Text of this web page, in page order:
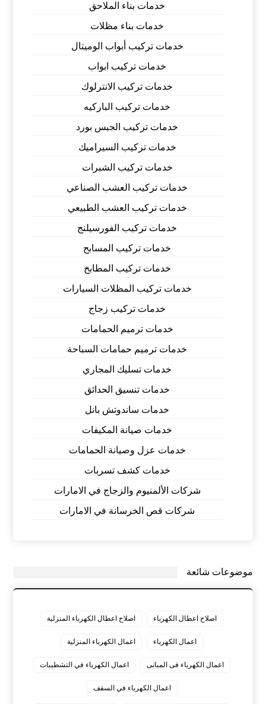
خدمات بناء الملاحق
خدمات بناء مظلات
خدمات تركيب أبواب الوميتال
خدمات تركيب ابواب
خدمات تركيب الانترلوك
خدمات تركيب الباركيه
خدمات تركيب الجبس بورد
خدمات تركيب السيراميك
خدمات تركيب الشبرات
خدمات تركيب العشب الصناعي
خدمات تركيب العشب الطبيعي
خدمات تركيب الفورسيلنج
خدمات تركيب المسابح
خدمات تركيب المطابخ
خدمات تركيب المظلات السيارات
خدمات تركيب زجاج
خدمات ترميم الحمامات
خدمات ترميم حمامات السباحة
خدمات تسليك المجاري
خدمات تنسيق الحدائق
خدمات ساندوتش بانل
خدمات صيانة المكيفات
خدمات عزل وصيانة الحمامات
خدمات كشف تسربات
شركات الألمنيوم والزجاج في الامارات
شركات قص الخرسانة في الامارات
موضوعات شائعة
اصلاح اعطال الكهرباء اصلاح اعطال الكهرباء المنزلية
اعمال الكهرباء اعمال الكهرباء المنزلية
اعمال الكهرباء فى المبانى اعمال الكهرباء في التشطيبات
اعمال الكهرباء في السقف